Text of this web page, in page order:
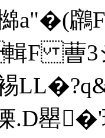
鸊F
F 蓸3
.D罌